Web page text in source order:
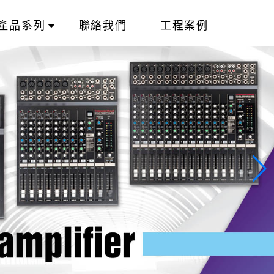
品系列 聯絡我們 工程案例